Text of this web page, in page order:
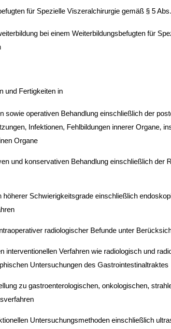
für Spezielle Viszeralchirurgie gemäß § 5
bei einem Weiterbildungsbefugten für
und Fertigkeiten in
sowie operativen Behandlung einschließlich der
Infektionen, Fehlbildungen innerer Organe,
Organe
und konservativen Behandlung einschließlich der
Schwierigkeitsgrade einschließlich
radiologischer Befunde unter
interventionellen Verfahren wie radiologisch und
Untersuchungen des Gastrointestinaltraktes
zu gastroenterologischen, onkologischen,
Untersuchungsmethoden einschließlich